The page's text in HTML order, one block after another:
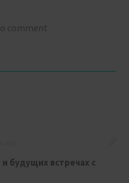
comment
будущих встречах с